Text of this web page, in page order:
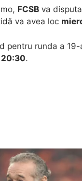
FCSB va
va avea loc
pentru runda a
20:30.